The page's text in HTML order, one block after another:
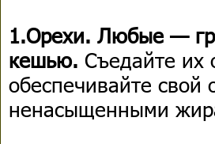
1.Орехи. Любые —
кешью. Съедайте их
обеспечивайте
ненасыщенными